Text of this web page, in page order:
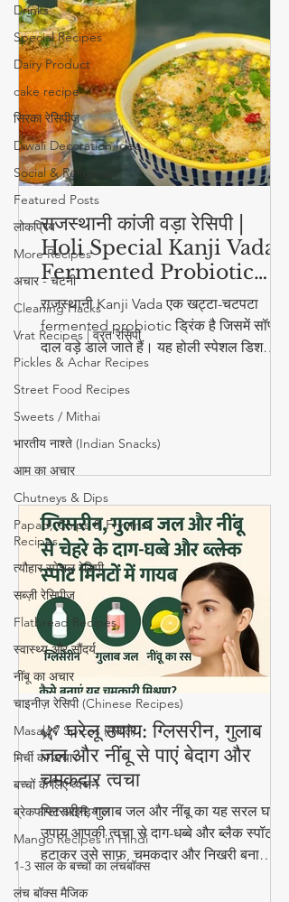
Drinks
Special Recipes
Dairy Product
cake recipe
सिरका रेसिपीज
Diwali Decoration Idea
Social & Religious
Featured Posts
लोकप्रिय
More Recipes
अचार - चटनी
Cleaning Hacks
Vrat Recipes | व्रत रेसिपी
Pickles & Achar Recipes
Street Food Recipes
Sweets / Mithai
भारतीय नाश्ते (Indian Snacks)
आम का अचार
Chutneys & Dips
Papad, Chips & Fryums
Recipes
त्यौहार स्पेशल रेसिपी
सब्ज़ी रेसिपीज़
Flatbread Recipes
स्वास्थ्य और सौंदर्य
नींबू का अचार
चाइनीज़ रेसिपी (Chinese Recipes)
Masala / Spices (मसाले)
मिर्ची का अचार
बच्चों के लिए व्यंजन
ब्रेकफास्ट आइडियाज
Mango Recipes in Hindi
1-3 साल के बच्चों का लंचबॉक्स
लंच बॉक्स मैजिक
राजस्थानी कांजी वड़ा रेसिपी |
Holi Special Kanji Vada |
Fermented Probiotic
Drink
राजस्थानी Kanji Vada एक खट्टा-चटपटा
fermented probiotic ड्रिंक है जिसमें सॉफ्ट
दाल वड़े डाले जाते हैं। यह होली स्पेशल डिश
digestion और gut health के लिए बहुत
फायदेमंद है।
🌿 घरेलू उपाय: ग्लिसरीन, गुलाब
जल और नींबू से पाएं बेदाग और
चमकदार त्वचा
ग्लिसरीन, गुलाब जल और नींबू का यह सरल घरेलू
उपाय आपकी त्वचा से दाग-धब्बे और ब्लैक स्पॉट
हटाकर उसे साफ़, चमकदार और निखरी बना
सकता है — वो भी बिना किसी केमिकल के।